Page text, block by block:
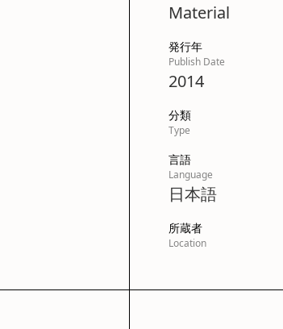
Material
発行年
Publish Date
2014
分類
Type
言語
Language
日本語
所蔵者
Location